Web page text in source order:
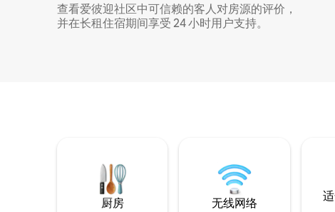
查看爱彼迎社区中可信赖的客人对房源的评价，
并在长租住宿期间享受 24 小时用户支持。
厨房 无线网络